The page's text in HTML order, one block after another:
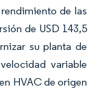
de las
de USD 143,5
su planta de
variable
HVAC de origen